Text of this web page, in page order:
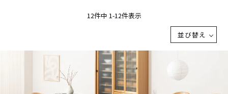
並び替え
12件中 1-12件表示